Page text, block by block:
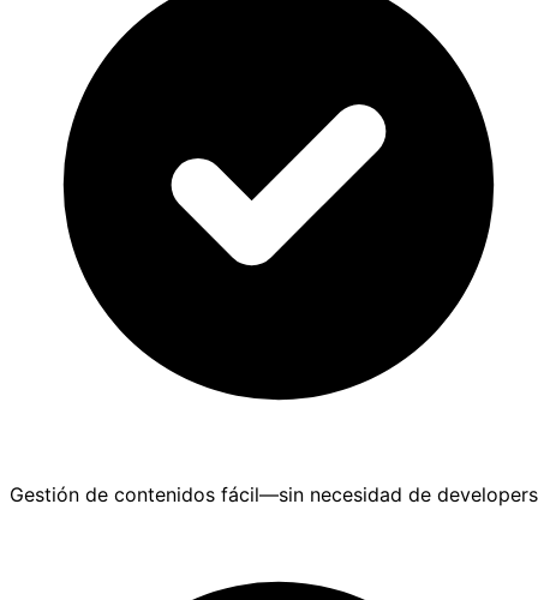
Gestión de contenidos fácil—sin necesidad de developers